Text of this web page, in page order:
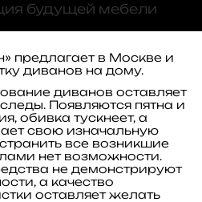
будущей мебели
предлагает в Москве и
диванов на дому.
диванов оставляет
Появляются пятна и
обивка тускнеет, а
свою изначальную
все возникшие
нет возможности.
не демонстрируют
а качество
оставляет желать